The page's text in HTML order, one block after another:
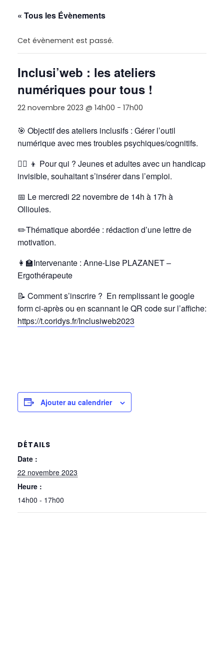
« Tous les Évènements
Cet évènement est passé.
Inclusi’web : les ateliers
numériques pour tous !
22 novembre 2023 @ 14h00 - 17h00
🎯 Objectif des ateliers inclusifs : Gérer l’outil
numérique avec mes troubles psychiques/cognitifs.
👱‍♀️ 👦 Pour qui ? Jeunes et adultes avec un handicap
invisible, souhaitant s’insérer dans l’emploi.
📅 Le mercredi 22 novembre de 14h à 17h à
Ollioules.
✏️Thématique abordée : rédaction d’une lettre de
motivation.
👩‍🏫Intervenante : Anne-Lise PLAZANET –
Ergothérapeute
📝 Comment s’inscrire ? En remplissant le google
form ci-après ou en scannant le QR code sur l’affiche:
https://t.coridys.fr/Inclusiweb2023
Ajouter au calendrier
DÉTAILS
Date :
22 novembre 2023
Heure :
14h00 - 17h00